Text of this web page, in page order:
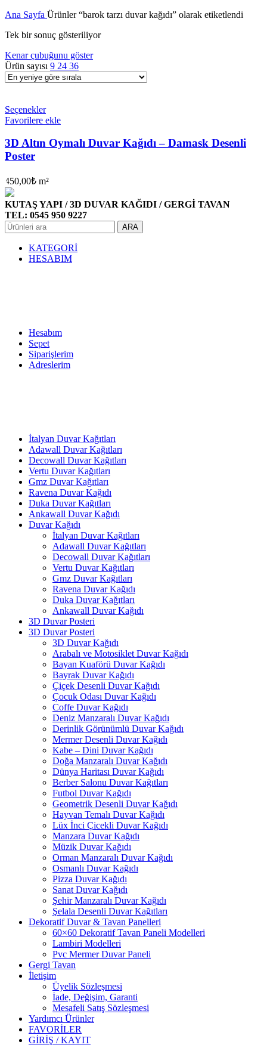
Ana Sayfa Ürünler “barok tarzı duvar kağıdı” olarak etiketlendi
Tek bir sonuç gösteriliyor
Kenar çubuğunu göster
Ürün sayısı 9 24 36
Seçenekler
Favorilere ekle
3D Altın Oymalı Duvar Kağıdı – Damask Desenli
Poster
450,00₺ m²
KUTAŞ YAPI / 3D DUVAR KAĞIDI / GERGİ TAVAN
TEL: 0545 950 9227
ARA
KATEGORİ
HESABIM
Hesabım
Sepet
Siparişlerim
Adreslerim
İtalyan Duvar Kağıtları
Adawall Duvar Kağıtları
Decowall Duvar Kağıtları
Vertu Duvar Kağıtları
Gmz Duvar Kağıtları
Ravena Duvar Kağıdı
Duka Duvar Kağıtları
Ankawall Duvar Kağıdı
Duvar Kağıdı
İtalyan Duvar Kağıtları
Adawall Duvar Kağıtları
Decowall Duvar Kağıtları
Vertu Duvar Kağıtları
Gmz Duvar Kağıtları
Ravena Duvar Kağıdı
Duka Duvar Kağıtları
Ankawall Duvar Kağıdı
3D Duvar Posteri
3D Duvar Posteri
3D Duvar Kağıdı
Arabalı ve Motosiklet Duvar Kağıdı
Bayan Kuaförü Duvar Kağıdı
Bayrak Duvar Kağıdı
Çiçek Desenli Duvar Kağıdı
Çocuk Odası Duvar Kağıdı
Coffe Duvar Kağıdı
Deniz Manzaralı Duvar Kağıdı
Derinlik Görünümlü Duvar Kağıdı
Mermer Desenli Duvar Kağıdı
Kabe – Dini Duvar Kağıdı
Doğa Manzaralı Duvar Kağıdı
Dünya Haritası Duvar Kağıdı
Berber Salonu Duvar Kağıtları
Futbol Duvar Kağıdı
Geometrik Desenli Duvar Kağıdı
Hayvan Temalı Duvar Kağıdı
Lüx İnci Çicekli Duvar Kağıdı
Manzara Duvar Kağıdı
Müzik Duvar Kağıdı
Orman Manzaralı Duvar Kağıdı
Osmanlı Duvar Kağıdı
Pizza Duvar Kağıdı
Sanat Duvar Kağıdı
Şehir Manzaralı Duvar Kağıdı
Şelala Desenli Duvar Kağıtları
Dekoratif Duvar & Tavan Panelleri
60×60 Dekoratif Tavan Paneli Modelleri
Lambiri Modelleri
Pvc Mermer Duvar Paneli
Gergi Tavan
İletişim
Üyelik Sözleşmesi
İade, Değişim, Garanti
Mesafeli Satış Sözleşmesi
Yardımcı Ürünler
FAVORİLER
GİRİŞ / KAYIT